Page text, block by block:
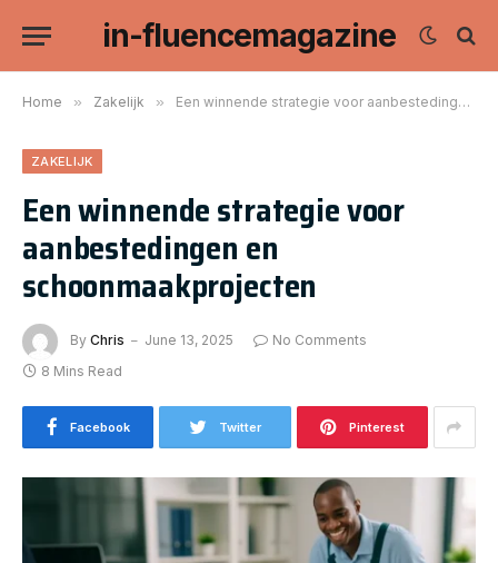
in-fluencemagazine
Home » Zakelijk » Een winnende strategie voor aanbestedingen en schoonmaakprojecten
ZAKELIJK
Een winnende strategie voor
aanbestedingen en
schoonmaakprojecten
By Chris June 13, 2025
No Comments
8 Mins Read
Facebook Twitter Pinterest